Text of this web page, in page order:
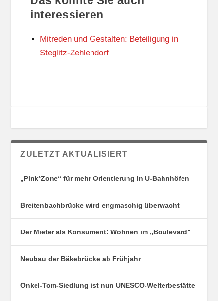
T
U
N
S
O
O
R
N
interessieren
Mitreden und Gestalten: Beteiligung in
Steglitz-Zehlendorf
ZULETZT AKTUALISIERT
„Pink*Zone“ für mehr Orientierung in U-Bahnhöfen
Breitenbachbrücke wird engmaschig überwacht
Der Mieter als Konsument: Wohnen im „Boulevard“
Neubau der Bäkebrücke ab Frühjahr
Onkel-Tom-Siedlung ist nun UNESCO-Welterbestätte